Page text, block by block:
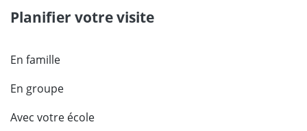
Planifier votre visite
En famille
En groupe
Avec votre école